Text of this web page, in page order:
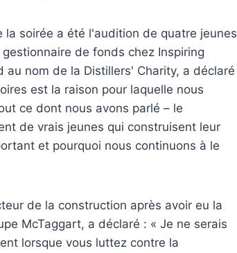
soirée a été l'audition de quatre jeunes
de fonds chez Inspiring
nom de la Distillers' Charity, a déclaré
est la raison pour laquelle nous
ce dont nous avons parlé – le
de vrais jeunes qui construisent leur
et pourquoi nous continuons à le
de la construction après avoir eu la
McTaggart, a déclaré : « Je ne serais
lorsque vous luttez contre la